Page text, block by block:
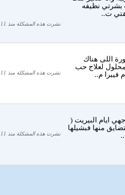
بشرتي نظيفه
ت..
نشرت هذه المشكلة منذ 11 سنة
اللى هناك
محلول لعلاج حب
فيبرا م..
نشرت هذه المشكلة منذ 11 سنة
ايام البيريت (
منها فبشيلها
نشرت هذه المشكلة منذ 11 سنة